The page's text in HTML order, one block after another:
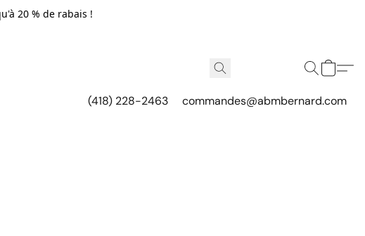
20 % de rabais !
(418) 228-2463 commandes@abmbernard.com